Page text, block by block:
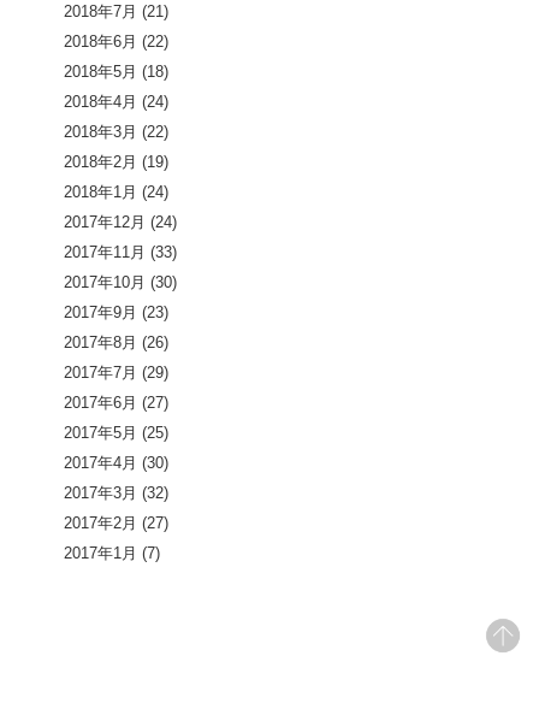
2018年7月 (21)
2018年6月 (22)
2018年5月 (18)
2018年4月 (24)
2018年3月 (22)
2018年2月 (19)
2018年1月 (24)
2017年12月 (24)
2017年11月 (33)
2017年10月 (30)
2017年9月 (23)
2017年8月 (26)
2017年7月 (29)
2017年6月 (27)
2017年5月 (25)
2017年4月 (30)
2017年3月 (32)
2017年2月 (27)
2017年1月 (7)